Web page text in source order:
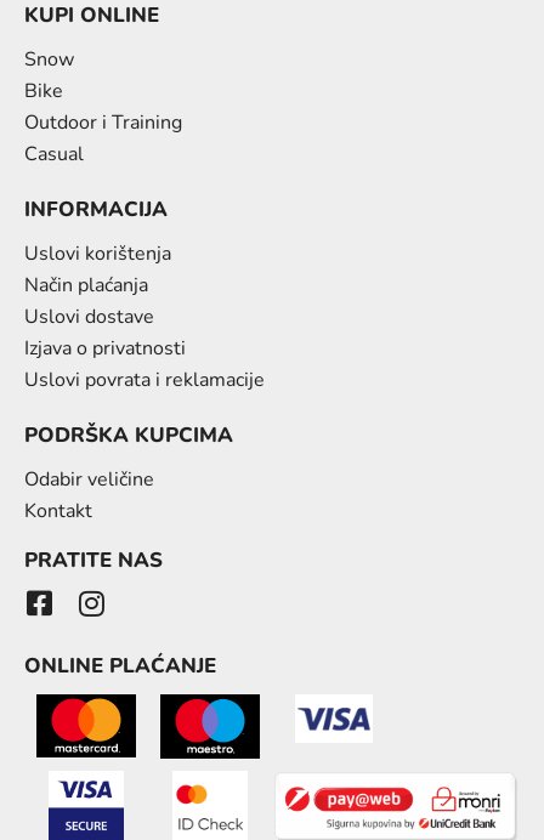
KUPI ONLINE
Snow
Bike
Outdoor i Training
Casual
INFORMACIJA
Uslovi korištenja
Način plaćanja
Uslovi dostave
Izjava o privatnosti
Uslovi povrata i reklamacije
PODRŠKA KUPCIMA
Odabir veličine
Kontakt
PRATITE NAS
ONLINE PLAĆANJE